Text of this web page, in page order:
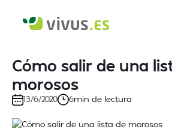
Cómo salir de una
morosos
13/6/2020 6min de lectura